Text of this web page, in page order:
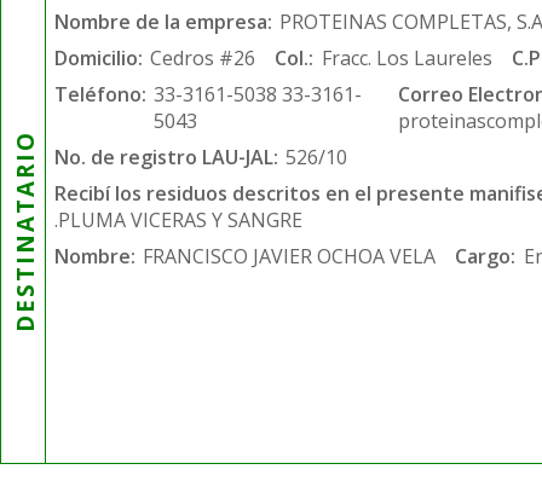
DESTINATARIO
Nombre de la empresa: PROTEINAS COMPLETAS,
Domicilio: Cedros #26 Col.: Fracc. Los Laureles
Teléfono: 33-3161-5038 33-3161-
5043
Correo
No. de registro LAU-JAL: 526/10
Recibí los residuos descritos en el presente
.PLUMA VICERAS Y SANGRE
Nombre: FRANCISCO JAVIER OCHOA VELA Cargo: